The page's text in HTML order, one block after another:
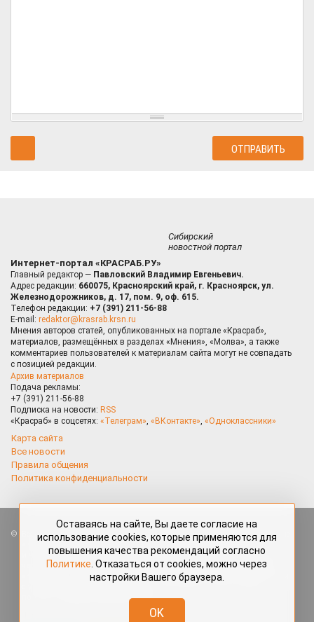
Сибирский
новостной портал
Интернет-портал «КРАСРАБ.РУ»
Главный редактор — Павловский Владимир Евгеньевич.
Адрес редакции: 660075, Красноярский край, г. Красноярск, ул.
Железнодорожников, д. 17, пом. 9, оф. 615.
Телефон редакции: +7 (391) 211-56-88
E-mail: redaktor@krasrab.krsn.ru
Мнения авторов статей, опубликованных на портале «Красраб»,
материалов, размещённых в разделах «Мнения», «Молва», а также
комментариев пользователей к материалам сайта могут не совпадать
с позицией редакции.
Архив материалов
Подача рекламы:
+7 (391) 211-56-88
Подписка на новости: RSS
«Красраб» в соцсетях: «Телеграм», «ВКонтакте», «Одноклассники»
Карта сайта
Все новости
Правила общения
Политика конфиденциальности
Все права защищены. Любые материалы, размещённые на портале
«Красраб.ру» сотрудниками редакции, нештатными авторами
и читателями, являются объектами авторского права. Полное или
частичное использование материалов, размещённых на портале
«Красраб.ру», допускается только с письменного согласия редакции
redaktor@krasrab.krsn.ru.
Оставаясь на сайте, Вы даете согласие на
использование cookies, которые применяются для
повышения качества рекомендаций согласно
Политике . Отказаться от cookies, можно через
настройки Вашего браузера.
OK